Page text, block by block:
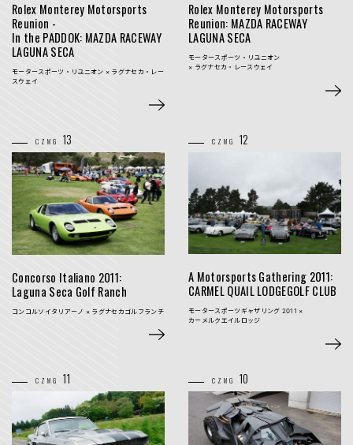
Rolex Monterey Motorsports
Reunion -
In the PADDOK: MAZDA RACEWAY
LAGUNA SECA
モータースポーツ・リユニオン × ラグナセカ・レー
スウェイ
Rolex Monterey Motorsports
Reunion: MAZDA RACEWAY
LAGUNA SECA
モータースポーツ・リユニオン
× ラグナセカ・レースウェイ
CZMG 13
Concorso Italiano 2011:
Laguna Seca Golf Ranch
コンコルソイタリアーノ × ラグナセカゴルフランチ
CZMG 12
A MotorsportsGathering 2011:
CARMEL QUAIL LODGEGOLF CLUB
モータースポーツギャザリング 2011 ×
カーメルクエイルロッジ
CZMG 11 CZMG 10